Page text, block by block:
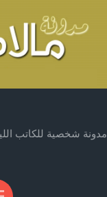
مدونة شخصية للكاتب